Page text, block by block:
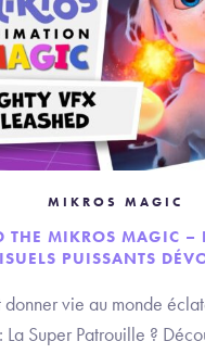
MIKROS MAGIC
THE MIKROS MAGIC –
PUISSANTS
donner vie au monde
La Super Patrouille ?